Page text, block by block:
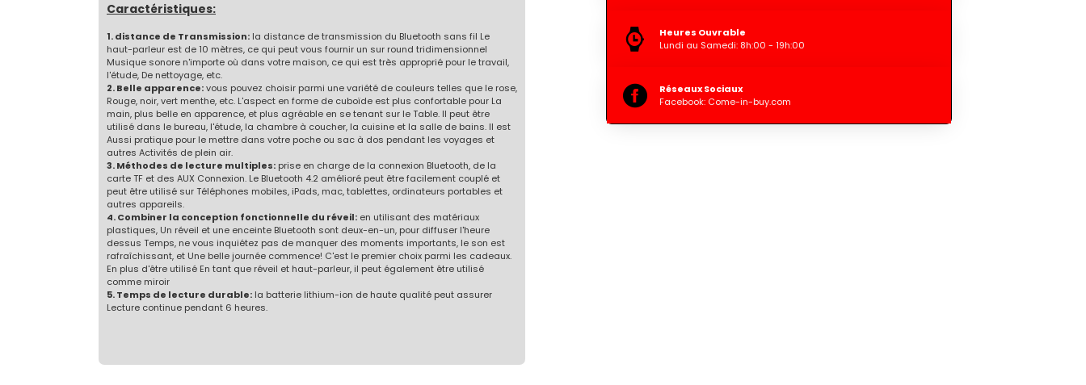
Caractéristiques:
1. distance de Transmission: la distance de transmission du Bluetooth sans fil Le
haut-parleur est de 10 mètres, ce qui peut vous fournir un sur round tridimensionnel
Musique sonore n'importe où dans votre maison, ce qui est très approprié pour le travail,
l'étude, De nettoyage, etc.
2. Belle apparence:vous pouvez choisir parmi une variété de couleurs telles que le rose,
Rouge, noir, vert menthe, etc. L'aspect en forme de cuboïde est plus confortable pour La
main, plus belle en apparence, et plus agréable en se tenant sur le Table. Il peut être
utilisé dans le bureau, l'étude, la chambre à coucher, la cuisine et la salle de bains. Il est
Aussi pratique pour le mettre dans votre poche ou sac à dos pendant les voyages et
autres Activités de plein air.
3. Méthodes de lecture multiples: prise en charge de la connexion Bluetooth, de la
carte TF et des AUX Connexion. Le Bluetooth 4.2 amélioré peut être facilement couplé et
peut être utilisé sur Téléphones mobiles, iPads, mac, tablettes, ordinateurs portables et
autres appareils.
4. Combiner la conception fonctionnelle du réveil: en utilisant des matériaux
plastiques, Un réveil et une enceinte Bluetooth sont deux-en-un, pour diffuser l'heure
dessus Temps, ne vous inquiétez pas de manquer des moments importants, le son est
rafraîchissant, et Une belle journée commence! C'est le premier choix parmi les cadeaux.
En plus d'être utilisé En tant que réveil et haut-parleur, il peut également être utilisé
comme miroir
5. Temps de lecture durable: la batterie lithium-ion de haute qualité peut assurer
Lecture continue pendant 6 heures.
Heures Ouvrable
Lundi au Samedi: 8h:00 - 19h:00
Réseaux Sociaux
Facebook: Come-in-buy.com